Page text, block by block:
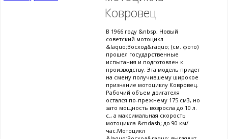
Ковровец
В 1966 году &nbsp; Новый
советский мотоцикл
&laquo;Восход&raquo; (см. фото)
прошел государственные
испытания и подготовлен к
производству. Эта модель придет
на смену получившему широкое
признание мотоциклу Ковровец.
Рабочий объем двигателя
остался по-прежнему 175 см3, но
зато мощность возросла до 10 л.
с., а максимальная скорость
мотоцикла &mdash; до 90 км/
час.Мотоцикл